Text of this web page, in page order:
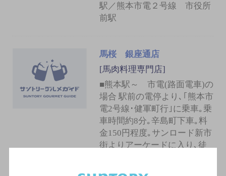
駅／熊本市電２号線 市役所
前駅
馬桜 銀座通店
[馬肉料理専門店]
■熊本駅～ 市電(路面電車)の
場合 駅前の電停より､｢熊本市
電2号線･健軍町行｣に乗車｡乗
車時間約8分｡辛島町下車｡料
金150円程度｡サンロード新市
街よりアーケードに入り､徒